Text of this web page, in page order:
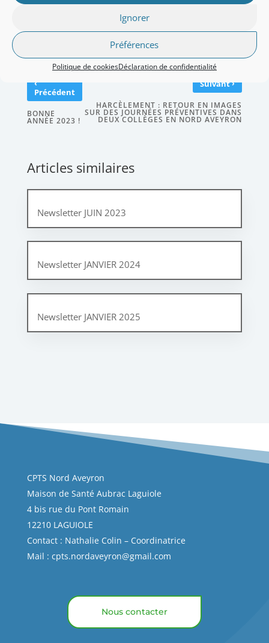
Ignorer
Préférences
Politique de cookiesDéclaration de confidentialité
‹
Précédent
BONNE
ANNÉE 2023 !
Suivant›
HARCÈLEMENT : RETOUR EN IMAGES
SUR DES JOURNÉES PRÉVENTIVES DANS
DEUX COLLÈGES EN NORD AVEYRON
Articles similaires
Newsletter JUIN 2023
Newsletter JANVIER 2024
Newsletter JANVIER 2025
CPTS Nord Aveyron
Maison de Santé Aubrac Laguiole
4 bis rue du Pont Romain
12210 LAGUIOLE
Contact : Nathalie Colin – Coordinatrice
Mail : cpts.nordaveyron@gmail.com
Nous contacter